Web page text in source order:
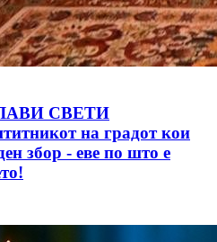
СВЕТИ
на градот кои
збор - еве по што е